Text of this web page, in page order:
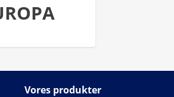
Vores produkter